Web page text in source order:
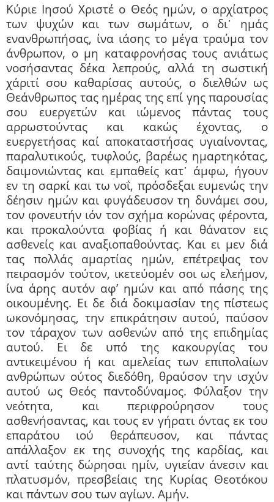
Κύριε Ιησού Χριστέ ο Θεός ημών, ο αρχίατρος
των ψυχών και των σωμάτων, ο δι᾽ ημάς
ενανθρωπήσας, ίνα ιάσης το μέγα τραύμα τον
άνθρωπον, ο μη καταφρονήσας τους ανιάτως
νοσήσαντας δέκα λεπρούς, αλλά τη σωστική
χάριτί σου καθαρίσας αυτούς, ο διελθών ως
Θεάνθρωπος τας ημέρας της επί γης παρουσίας
σου ευεργετών και ιώμενος πάντας τους
αρρωστούντας και κακώς έχοντας, ο
ευεργετήσας καί αποκαταστήσας υγιαίνοντας,
παραλυτικούς, τυφλούς, βαρέως ημαρτηκότας,
δαιμονιώντας και εμπαθείς κατ᾽ άμφω, ήγουν
εν τη σαρκί και τω νοΐ, πρόσδεξαι ευμενώς την
δέησιν ημών και φυγάδευσον τη δυνάμει σου,
τον φονευτήν ιόν τον σχήμα κορώνας φέροντα,
και προκαλούντα φοβίας ή και θάνατον εις
ασθενείς και αναξιοπαθούντας. Και ει μεν διά
τας πολλάς αμαρτίας ημών, επέτρεψας τον
πειρασμόν τούτον, ικετεύομέν σοι ως ελεήμον,
ίνα άρης αυτόν αφ’ ημών και από πάσης της
οικουμένης. Ει δε διά δοκιμασίαν της πίστεως
ωκονόμησας, την επικράτησιν αυτού, παύσον
τον τάραχον των ασθενών από της επιδημίας
αυτού. Ει δε υπό της κακουργίας του
αντικειμένου ή και αμελείας των επιπολαίων
ανθρώπων ούτος διεδόθη, θραύσον την ισχύν
αυτού ως Θεός παντοδύναμος. Φύλαξον την
νεότητα, και περιφρούρησον τους
ασθενήσαντας, και τους εν γήρατι όντας εκ του
επαράτου ιού θεράπευσον, και πάντας
απάλλαξον εκ της συνοχής της καρδίας, και
αντί ταύτης δώρησαι ημίν, υγιείαν άνεσιν και
πλατυσμόν, πρεσβείαις της Κυρίας Θεοτόκου
και πάντων σου των αγίων. Αμήν.